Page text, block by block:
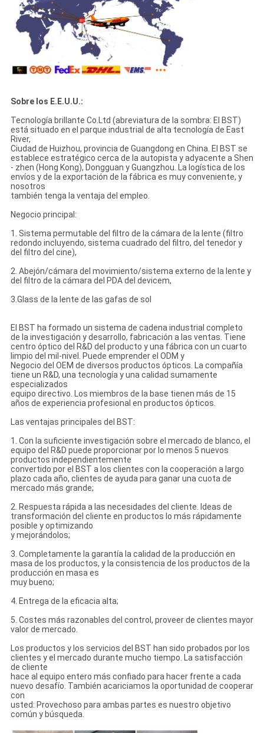
Sobre los E.E.U.U.:
Tecnología brillante Co.Ltd (abreviatura de la sombra: El BST)
está situado en el parque industrial de alta tecnología de East
River,
Ciudad de Huizhou, provincia de Guangdong en China. El BST se
establece estratégico cerca de la autopista y adyacente a Shen
- zhen (Hong Kong), Dongguan y Guangzhou. La logística de los
envíos y de la exportación de la fábrica es muy conveniente, y
nosotros
también tenga la ventaja del empleo.
Negocio principal:
1. Sistema permutable del filtro de la cámara de la lente (filtro
redondo incluyendo, sistema cuadrado del filtro, del tenedor y
del filtro del cine),
2. Abejón/cámara del movimiento/sistema externo de la lente y
del filtro de la cámara del PDA del devicem,
3.Glass de la lente de las gafas de sol
El BST ha formado un sistema de cadena industrial completo
de la investigación y desarrollo, fabricación a las ventas. Tiene
centro óptico del R&D del producto y una fábrica con un cuarto
limpio del mil-nivel. Puede emprender el ODM y
Negocio del OEM de diversos productos ópticos. La compañía
tiene un R&D, una tecnología y una calidad sumamente
especializados
equipo directivo. Los miembros de la base tienen más de 15
años de experiencia profesional en productos ópticos.
Las ventajas principales del BST:
1. Con la suficiente investigación sobre el mercado de blanco, el
equipo del R&D puede proporcionar por lo menos 5 nuevos
productos independientemente
convertido por el BST a los clientes con la cooperación a largo
plazo cada año, clientes de ayuda para ganar una cuota de
mercado más grande;
2. Respuesta rápida a las necesidades del cliente. Ideas de
transformación del cliente en productos lo más rápidamente
posible y optimizando
y mejorándolos;
3. Completamente la garantía la calidad de la producción en
masa de los productos, y la consistencia de los productos de la
producción en masa es
muy bueno;
4. Entrega de la eficacia alta;
5. Costes más razonables del control, proveer de clientes mayor
valor de mercado.
Los productos y los servicios del BST han sido probados por los
clientes y el mercado durante mucho tiempo. La satisfacción
de cliente
hace al equipo entero más confiado para hacer frente a cada
nuevo desafío. También acariciamos la oportunidad de cooperar
con
usted: Provechoso para ambas partes es nuestro objetivo
común y búsqueda.